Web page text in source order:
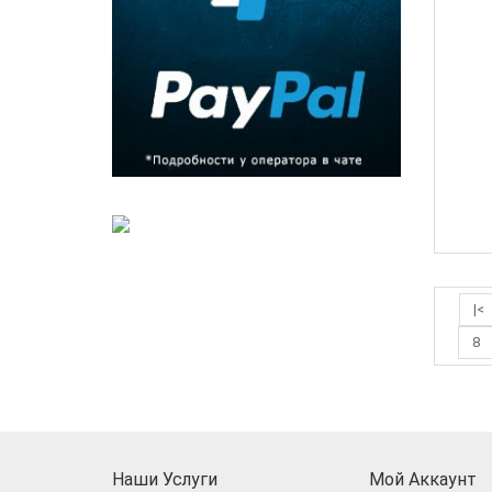
|<
8
Наши Услуги Мой Аккаунт